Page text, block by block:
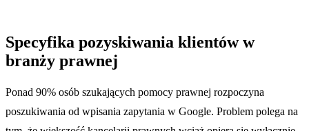
Specyfika pozyskiwania klientów w
branży prawnej
Ponad 90% osób szukających pomocy prawnej rozpoczyna
poszukiwania od wpisania zapytania w Google. Problem polega na